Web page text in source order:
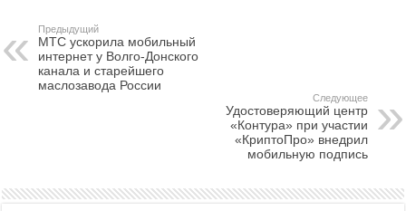
Предыдущий
МТС ускорила мобильный
интернет у Волго-Донского
канала и старейшего
маслозавода России
Следующее
Удостоверяющий центр
«Контура» при участии
«КриптоПро» внедрил
мобильную подпись